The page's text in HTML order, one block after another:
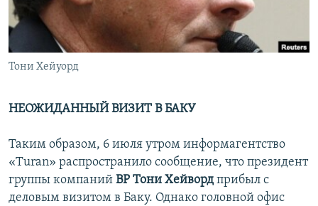
İNFOQRAFIKA
KARIKATURA
AZƏRBAYCAN ƏDƏBIYYATI KITABXANASI
İSLAM VƏ DEMOKRATIYA
İZ - MƏDƏNIYYƏT PROQRAMI
MISSIYAMIZ
PEŞƏ ETIKASI VƏ JURNALISTIKA STANDARTLARIMIZ
MATERIALLARIMIZDAN ISTIFADƏ
BIZIMLƏ ƏLAQƏ
XƏBƏR BÜLLETENLƏRIMIZ
BIZI IZLƏ
Тони Хейуорд
НЕОЖИДАННЫЙ ВИЗИТ В БАКУ
Таким образом, 6 июля утром информагентство
«Turan» распространило сообщение, что президент
группы компаний ВР Тони Хейвордприбыл с
деловым визитом в Баку. Однако головной офис